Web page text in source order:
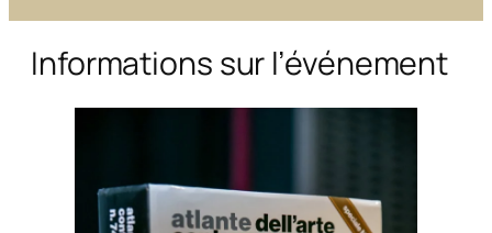
Informations sur l’événement